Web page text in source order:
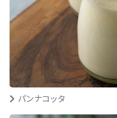
パンナコッタ